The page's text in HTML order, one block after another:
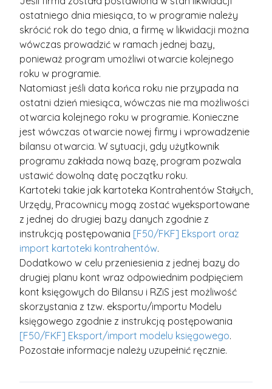
ostatniego dnia miesiąca, to w programie należy
skrócić rok do tego dnia, a firmę w likwidacji można
wówczas prowadzić w ramach jednej bazy,
ponieważ program umożliwi otwarcie kolejnego
roku w programie.
Natomiast jeśli data końca roku nie przypada na
ostatni dzień miesiąca, wówczas nie ma możliwości
otwarcia kolejnego roku w programie. Konieczne
jest wówczas otwarcie nowej firmy i wprowadzenie
bilansu otwarcia. W sytuacji, gdy użytkownik
programu zakłada nową bazę, program pozwala
ustawić dowolną datę początku roku.
Kartoteki takie jak kartoteka Kontrahentów Stałych,
Urzędy, Pracownicy mogą zostać wyeksportowane
z jednej do drugiej bazy danych zgodnie z
instrukcją postępowania [F50/FKF] Eksport oraz
import kartoteki kontrahentów.
Dodatkowo w celu przeniesienia z jednej bazy do
drugiej planu kont wraz odpowiednim podpięciem
kont księgowych do Bilansu i RZiS jest możliwość
skorzystania z tzw. eksportu/importu Modelu
księgowego zgodnie z instrukcją postępowania
[F50/FKF] Eksport/import modelu księgowego.
Pozostałe informacje należy uzupełnić ręcznie.